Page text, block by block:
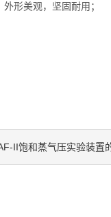
形美观，坚固耐用；
II饱和蒸气压实验装置